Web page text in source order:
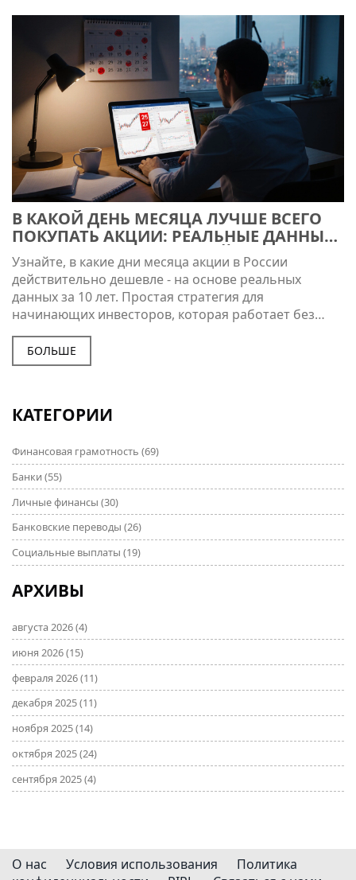
В КАКОЙ ДЕНЬ МЕСЯЦА ЛУЧШЕ ВСЕГО
ПОКУПАТЬ АКЦИИ: РЕАЛЬНЫЕ ДАННЫЕ
И СТРАТЕГИИ ДЛЯ РОССИЙСКИХ
ИНВЕСТОРОВ
Узнайте, в какие дни месяца акции в России
действительно дешевле - на основе реальных
данных за 10 лет. Простая стратегия для
начинающих инвесторов, которая работает без
риска и сложного анализа.
БОЛЬШЕ
КАТЕГОРИИ
Финансовая грамотность (69)
Банки (55)
Личные финансы (30)
Банковские переводы (26)
Социальные выплаты (19)
АРХИВЫ
августа 2026(4)
июня 2026(15)
февраля 2026(11)
декабря 2025(11)
ноября 2025(14)
октября 2025(24)
сентября 2025(4)
О нас Условия использования
Политика